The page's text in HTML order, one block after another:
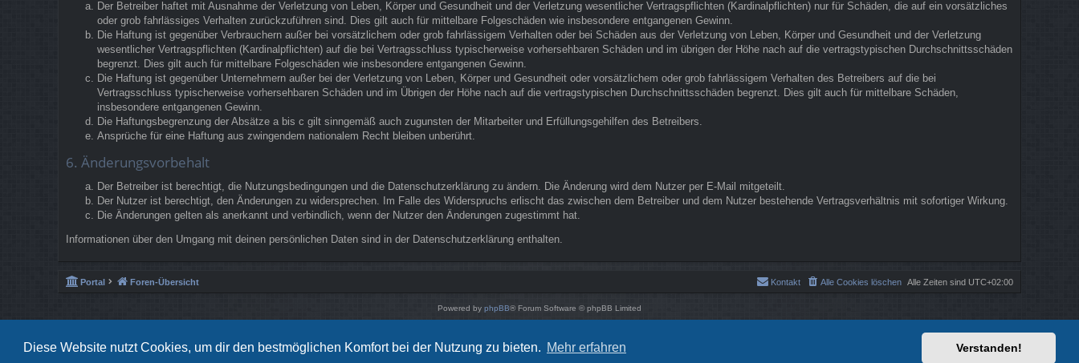
Diese Website nutzt Cookies, um dir den bestmöglichen Komfort bei der Nutzung zu bieten. Mehr erfahren Verstanden!
Der Betreiber haftet mit Ausnahme der Verletzung von Leben, Körper und Gesundheit und der Verletzung wesentlicher Vertragspflichten (Kardinalpflichten) nur für Schäden, die auf ein vorsätzliches
oder grob fahrlässiges Verhalten zurückzuführen sind. Dies gilt auch für mittelbare Folgeschäden wie insbesondere entgangenen Gewinn.
Die Haftung ist gegenüber Verbrauchern außer bei vorsätzlichem oder grob fahrlässigem Verhalten oder bei Schäden aus der Verletzung von Leben, Körper und Gesundheit und der Verletzung
wesentlicher Vertragspflichten (Kardinalpflichten) auf die bei Vertragsschluss typischerweise vorhersehbaren Schäden und im übrigen der Höhe nach auf die vertragstypischen Durchschnittsschäden
begrenzt. Dies gilt auch für mittelbare Folgeschäden wie insbesondere entgangenen Gewinn.
Die Haftung ist gegenüber Unternehmern außer bei der Verletzung von Leben, Körper und Gesundheit oder vorsätzlichem oder grob fahrlässigem Verhalten des Betreibers auf die bei
Vertragsschluss typischerweise vorhersehbaren Schäden und im Übrigen der Höhe nach auf die vertragstypischen Durchschnittsschäden begrenzt. Dies gilt auch für mittelbare Schäden,
insbesondere entgangenen Gewinn.
Die Haftungsbegrenzung der Absätze a bis c gilt sinngemäß auch zugunsten der Mitarbeiter und Erfüllungsgehilfen des Betreibers.
Ansprüche für eine Haftung aus zwingendem nationalem Recht bleiben unberührt.
6. Änderungsvorbehalt
Der Betreiber ist berechtigt, die Nutzungsbedingungen und die Datenschutzerklärung zu ändern. Die Änderung wird dem Nutzer per E-Mail mitgeteilt.
Der Nutzer ist berechtigt, den Änderungen zu widersprechen. Im Falle des Widerspruchs erlischt das zwischen dem Betreiber und dem Nutzer bestehende Vertragsverhältnis mit sofortiger Wirkung.
Die Änderungen gelten als anerkannt und verbindlich, wenn der Nutzer den Änderungen zugestimmt hat.
Informationen über den Umgang mit deinen persönlichen Daten sind in der Datenschutzerklärung enthalten.
Portal Foren-Übersicht Alle Zeiten sind UTC+02:00
Alle Cookies löschen
Kontakt
Powered by phpBB® Forum Software © phpBB Limited
Style vonArty- phpBB 3.3 von MrGaby
Datenschutz|Nutzungsbedingungen